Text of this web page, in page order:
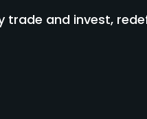
trade and invest,